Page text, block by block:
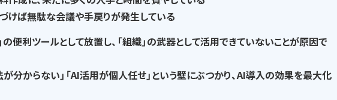
けば無駄な会議や手戻りが発生している
便利ツールとして放置し、 「組織」の武器として活用できていないことが原因で
分からない」「AI活用が個人任せ」という壁にぶつかり、AI導入の効果を最大化